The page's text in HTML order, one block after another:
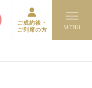
ご成約後・
ご列席の方